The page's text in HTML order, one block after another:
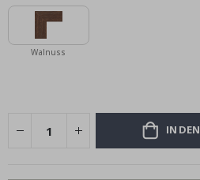
Walnuss
IN